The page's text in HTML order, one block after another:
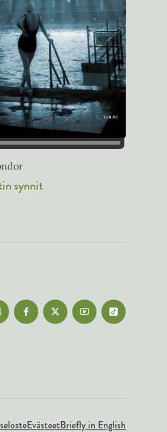
synnit
EvästeetBriefly in English